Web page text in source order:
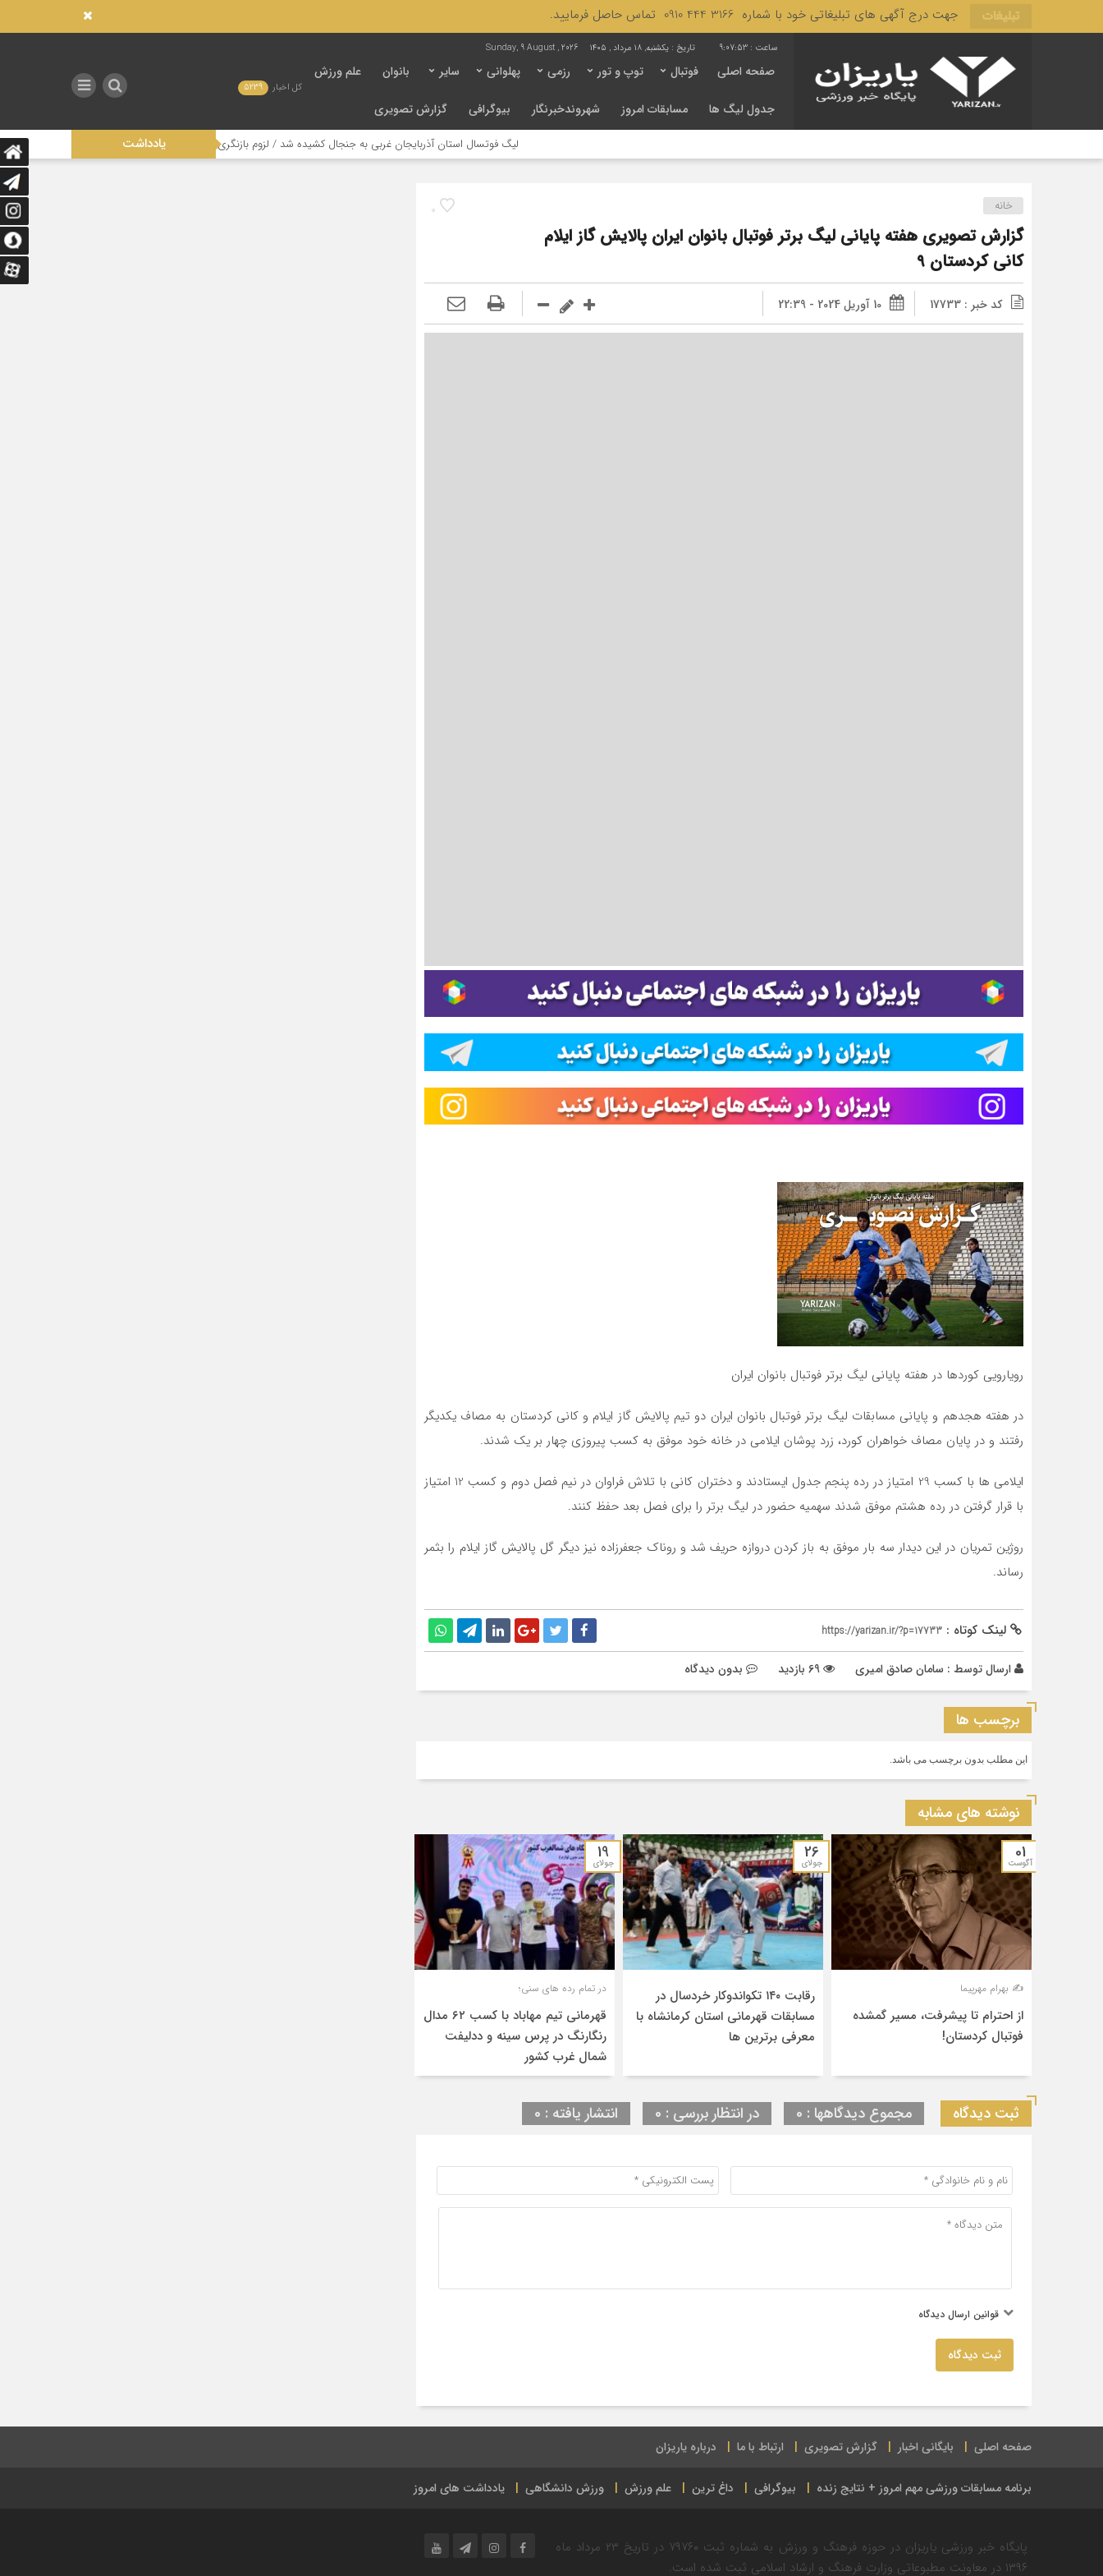
تبلیغات جهت درج آگهی های تبلیغاتی خود با شماره 3166 444 0910 تماس حاصل فرمایید.
9:07:53 تاریخ : یکشنبه, ۱۸ مرداد , ۱۴۰۵ Sunday, 9 August , 2026
صفحه اصلی فوتبال توپ و تور رزمی پهلوانی سایر بانوان علم ورزش
جدول لیگ ها مسابقات امروز شهروندخبرنگار بیوگرافی گزارش تصویری
کل اخبار 5239
یادداشتلیگ فوتسال استان آذربایجان غربی به جنجال کشیده شد / لزوم بازنگری در ساختار مدیریتی این رشته تاثیر عدالت در توزیع
0 خانه
گزارش تصویری هفته پایانی لیگ برتر فوتبال بانوان ایران پالایش گاز ایلام
کانی کردستان 9
کد خبر : 17733 10 آوریل 2024 - 22:39
رویارویی کوردها در هفته پایانی لیگ برتر فوتبال بانوان ایران
در هفته هجدهم و پایانی مسابقات لیگ برتر فوتبال بانوان ایران دو تیم پالایش گاز ایلام و کانی کردستان به مصاف یکدیگر
رفتند و در پایان مصاف خواهران کورد، زرد پوشان ایلامی در خانه خود موفق به کسب پیروزی چهار بر یک شدند.
ایلامی ها با کسب 29 امتیاز در رده پنجم جدول ایستادند و دختران کانی با تلاش فراوان در نیم فصل دوم و کسب 12 امتیاز
با قرار گرفتن در رده هشتم موفق شدند سهمیه حضور در لیگ برتر را برای فصل بعد حفظ کنند.
روژین تمریان در این دیدار سه بار موفق به باز کردن دروازه حریف شد و روناک جعفرزاده نیز دیگر گل پالایش گاز ایلام را بثمر
رساند.
لینک کوتاه : https://yarizan.ir/?p=17733
ارسال توسط : سامان صادق امیری بدون دیدگاه
برچسب ها
این مطلب بدون برچسب می باشد.
نوشته های مشابه
01
آگوست
✍️ بهرام مهرپیما
از احترام تا پیشرفت، مسیر گمشده
فوتبال کردستان!
26
جولای
رقابت ۱۴۰ تکواندوکار خردسال در
مسابقات قهرمانی استان کرمانشاه با
معرفی برترین‌ ها
19
جولای
در تمام رده های سنی؛
قهرمانی تیم مهاباد با کسب ۶۲ مدال
رنگارنگ در پرس سینه و ددلیفت
شمال غرب کشور
ثبت دیدگاه مجموع دیدگاهها : 0 در انتظار بررسی : 0 انتشار یافته : 0
قوانین ارسال دیدگاه
ثبت دیدگاه
صفحه اصلی بایگانی اخبار گزارش تصویری ارتباط با ما درباره یاریزان
برنامه مسابقات ورزشی مهم امروز + نتایج زنده بیوگرافی داغ ترین علم ورزش ورزش دانشگاهی یادداشت های امروز
پایگاه خبر ورزشی یاریزان در حوزه فرهنگ و ورزش به شماره ثبت ۷۹۷۶۰ در تاریخ ۲۳ مرداد ماه
۱۳۹۶ در معاونت مطبوعاتی وزارت فرهنگ و ارشاد اسلامی ثبت شده است.